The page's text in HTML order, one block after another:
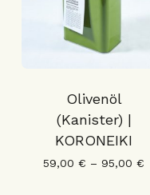
Olivenöl
(Kanister) |
KORONEIKI
59,00€ – 95,00€